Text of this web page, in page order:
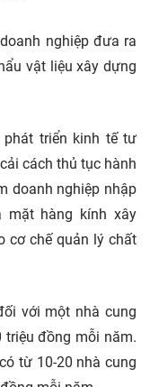
nghiệp đưa ra
vật liệu xây dựng
phát triển kinh tế tư
cách thủ tục hành
doanh nghiệp nhập
mặt hàng kính xây
cơ chế quản lý chất
với một nhà cung
đồng mỗi năm.
từ 10-20 nhà cung